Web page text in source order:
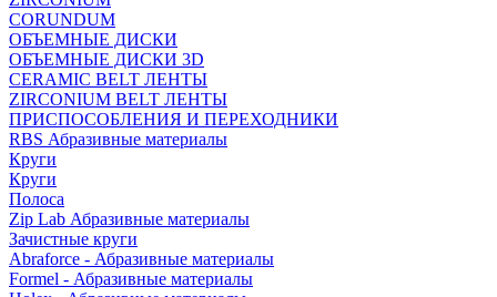
СORUNDUM
ОБЪЕМНЫЕ ДИСКИ
ОБЪЕМНЫЕ ДИСКИ 3D
CERAMIC BELT ЛЕНТЫ
ZIRCONIUM BELT ЛЕНТЫ
ПРИСПОСОБЛЕНИЯ И ПЕРЕХОДНИКИ
RBS Абразивные материалы
Круги
Круги
Полоса
Zip Lab Абразивные материалы
Зачистные круги
Abraforce - Абразивные материалы
Formel - Абразивные материалы